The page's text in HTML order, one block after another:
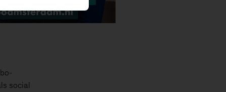
social